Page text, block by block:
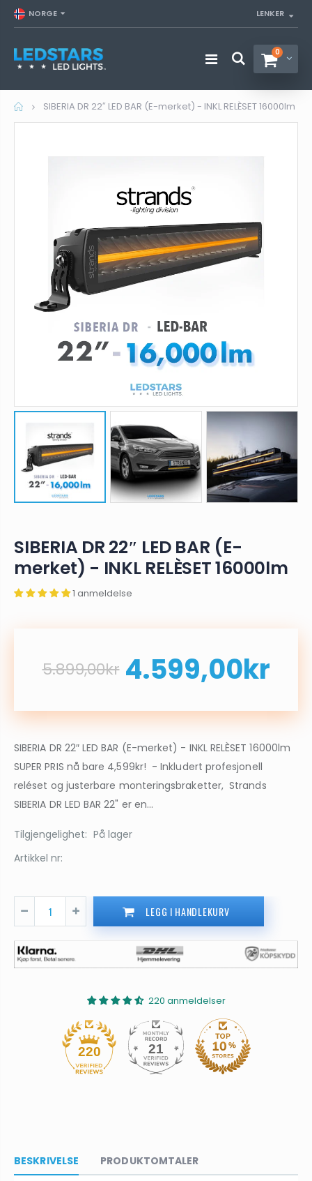
NORGE LENKER
0
Hjem
SIBERIA DR 22″ LED BAR (E-merket) - INKL RELÈSET 16000lm
SIBERIA DR 22″ LED BAR (E-
merket) - INKL RELÈSET 16000lm
1 anmeldelse
5.899,00kr 4.599,00kr
SIBERIA DR 22″ LED BAR (E-merket) - INKL RELÈSET 16000lm
SUPER PRIS nå bare 4,599kr! - Inkludert profesjonell
reléset og justerbare monteringsbraketter, Strands
SIBERIA DR LED BAR 22" er en...
Tilgjengelighet: På lager
Artikkel nr:
LEGG I HANDLEKURV
220 anmeldelser
220 21
BESKRIVELSE PRODUKTOMTALER